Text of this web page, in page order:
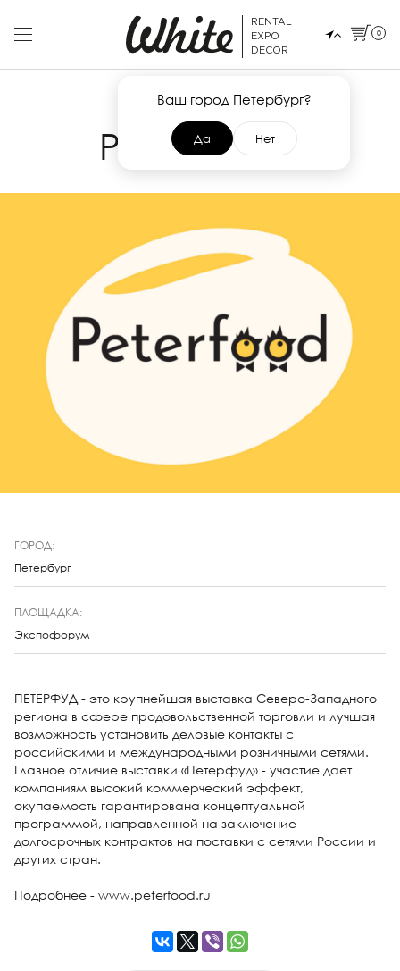
RENTAL
EXPO
DECOR
Ваш город Петербург?
Да Нет
0
12 НОЯБРЯ 2024
PETERFOOD
ГОРОД:
Петербург
ПЛОЩАДКА:
Экспофорум
ПЕТЕРФУД - это крупнейшая выставка Северо-Западного
региона в сфере продовольственной торговли и лучшая
возможность установить деловые контакты с
российскими и международными розничными сетями.
Главное отличие выставки «Петерфуд» - участие дает
компаниям высокий коммерческий эффект,
окупаемость гарантирована концептуальной
программой, направленной на заключение
долгосрочных контрактов на поставки с сетями России и
других стран.
Подробнее - www.peterfood.ru